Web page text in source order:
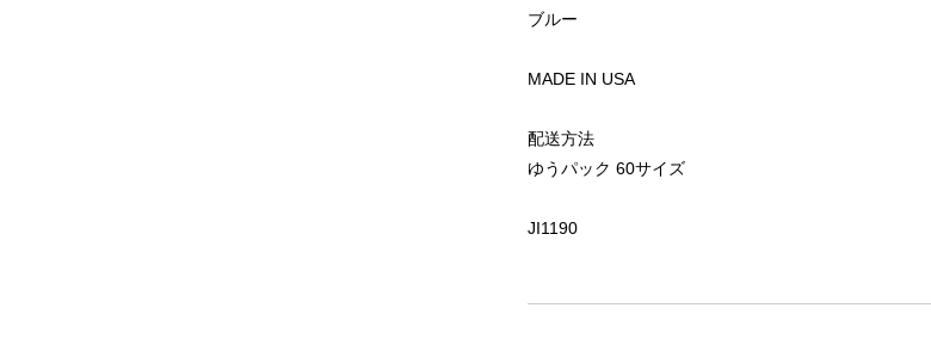
ブルー
MADE IN USA
配送方法
ゆうパック 60サイズ
JI1190